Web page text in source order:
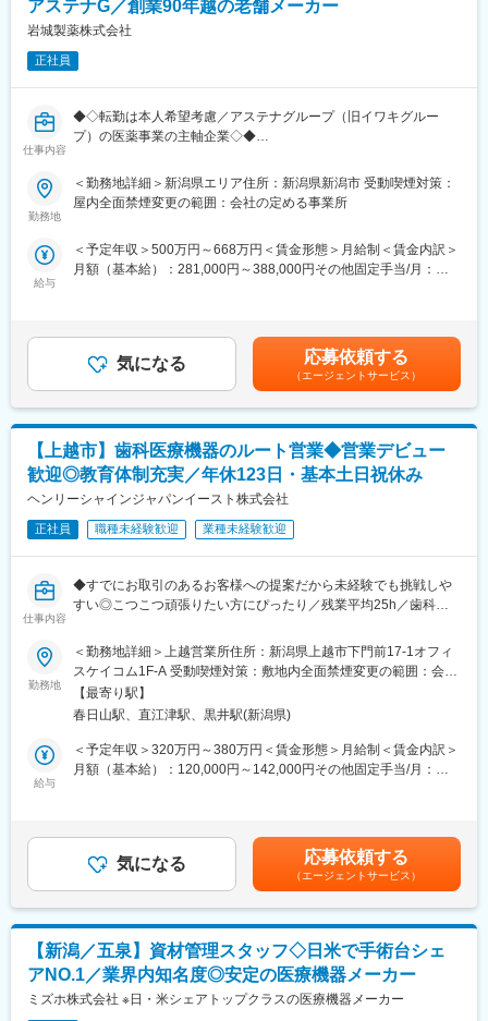
てもベンチャー精神を忘れず、新しい発想と技術で社会の課題解
決に挑み続けています。
「人工関節」等
・材料となる金属部材を仕入れて、機械や職人の手による加工に
より、最終製品へ仕上げていく加工工場になります。
【所属組織の構成】
・生産管理課 26名（男性18名・女性8名）
＊＊＊＊＊＊＊＊＊＊＊＊＊＊ 企 業 紹 介 ＊＊＊＊
日本から世界へ。当社の医療機器は、世界数十か国で採用されて
人々の生命・健康を預かる医療現場でトップクラスシェアを持
ち、"グローバル・スタンダード"として認められています。
ェア、年間10万個を世界50ヶ国へ供給
３．日本人の骨格に合わせた骨折や骨格矯正の治療用インプラン
変更の範囲：会社の定める業務
アステナG／創業90年越の老舗メーカー
岩城製薬株式会社
正社員
仕事内容
◆◇転勤は本人希望考慮／アステナグループ（旧イワキグルー
プ）の医薬事業の主軸企業◇◆
◇月残業0～10H／転勤も本人希望考慮で10年以上同拠点メンバー
も多数
◇皮膚科領域の外用剤ではジェネリック医薬品を中心に国内トッ
プの品揃え
担当エリアのクリニック、病院、調剤薬局に訪問し、主力製品で
ある外皮用剤の有効性、安全性、ジェネリック医薬品の場合は先
発製品との同等性・有用性などを医師や薬剤師に啓発し製品関連
疾患の情報提供を適切に行い、自社の医薬品の有用性を理解して
もらい新規採用や処方拡大を図ります。医薬品卸のMS様とも協力
し担当エリアの売上Upを目指していただきます。
また、後発医薬品使用体制加算や後発医薬品調剤体制加算などの
診療報酬・調剤報酬に関する情報提供も行い、医療機関の経営に
も貢献できる提案をします。
■担当エリア
基本的にご自宅から直行直帰で担当エリアを回っていただきま
す。
■募集背景
新製品開発や長期収載品の導入を予定し更なる業績拡大、マー
ケットシェアの拡大を図るべく、中長期ビジョンのもとに改革を
進めております。その一環として営業組織力の向上を目指してい
ます。また、営業DX化やデータに基づくターゲティング、デジタ
ルマーケティング戦略も駆使し、事業の拡大を図っています。
取り扱い製品はジェネリック医薬品が中心ですが、今後10年間
す。
MRとして、また生命関連企業の一員として自己成長、社会貢献
携わりたい」「会社と一緒に成長していきたい」といった熱い気
持ちがある方、お待ちしております。
変更の範囲：会社の定める業務
勤務地
＜勤務地詳細＞新潟県エリア住所：新潟県新潟市 受動喫煙対策：
屋内全面禁煙変更の範囲：会社の定める事業所
給与
＜予定年収＞500万円～668万円＜賃金形態＞月給制＜賃金内訳＞
月額（基本給）：281,000円～388,000円その他固定手当/月：
勤分）賃金はあくまでも目安の金額であり、選考を通じて上下す
る可能性があります。月給(月額)は固定手当を含めた表記です。
気になる 応募依頼する
（エージェントサービス）
【上越市】歯科医療機器のルート営業◆営業デビュー
歓迎◎教育体制充実／年休123日・基本土日祝休み
ヘンリーシャインジャパンイースト株式会社
正社員 職種未経験歓迎 業種未経験歓迎
仕事内容
◆すでにお取引のあるお客様への提案だから未経験でも挑戦しや
すい◎こつこつ頑張りたい方にぴったり／残業平均25h／歯科医
歯科クリニック・大学病院・歯科技工所などへ歯科医療機器や歯
科材料のルート営業をお任せします。
＜1日の流れ＞
8時半 朝礼・お客様への納品物の車詰め
9時～ 平均毎日20件ルートでお客様先を訪問
16時半～ 受注や集金処理など事務作業
17時半～ 終わり次第退勤
輩社員とのOJTをメインに業務を習得いただきます。育成環境や
研修が充実しているため、過去に工場経験者、介護業界、携帯販
売など多くの中途入社者が活躍しています。
消耗品をメインに大型機器も販売します。競合企業は600社程度
と多く、製品での差別化は難しい環境です。価格勝負をすること
もできますが、当社は製品説明のスキル向上、教育体制を充実さ
せることで営業スキルを伸ばし続けることを追及しています。
勤務地
＜勤務地詳細＞上越営業所住所：新潟県上越市下門前17-1オフィ
スケイコム1F-A 受動喫煙対策：敷地内全面禁煙変更の範囲：会社
の定める事業所
【最寄り駅】
春日山駅、直江津駅、黒井駅(新潟県)
給与
＜予定年収＞320万円～380万円＜賃金形態＞月給制＜賃金内訳＞
月額（基本給）：120,000円～142,000円その他固定手当/月：
無＞有＜残業手当＞有＜給与補足＞■その他固定手当：年齢手当
22,000円～25,000円、都市手当35,000円※いずれも全員支給賃金
はあくまでも目安の金額であり、選考を通じて上下する可能性が
あります。月給(月額)は固定手当を含めた表記です。
気になる 応募依頼する
（エージェントサービス）
【新潟／五泉】資材管理スタッフ◇日米で手術台シェ
アNO.1／業界内知名度◎安定の医療機器メーカー
ミズホ株式会社 ※日・米シェアトップクラスの医療機器メーカー